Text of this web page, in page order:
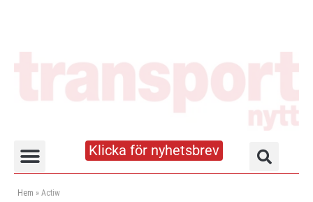
Klicka för nyhetsbrev
Hem » Actiw